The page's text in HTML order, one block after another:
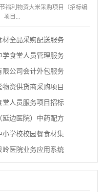
福利物资大米采购项目（招标编
项目...
全品采购配送服务
食堂人员管理服务
公司会计外包服务
资供货商采购项目
人员服务项目招标
边医院）中药配方
学校校园餐食材集
医院业务应用系统